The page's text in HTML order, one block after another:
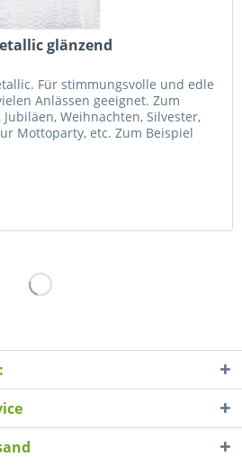
glänzend
Für stimmungsvolle und edle
Anlässen geeignet. Zum
Weihnachten, Silvester,
Mottoparty, etc. Zum Beispiel